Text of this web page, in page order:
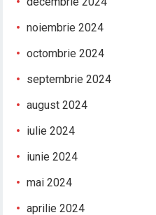
noiembrie 2024
octombrie 2024
septembrie 2024
august 2024
iulie 2024
iunie 2024
mai 2024
aprilie 2024